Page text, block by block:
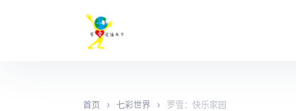
首页 › 七彩世界 › 罗雪：快乐家园